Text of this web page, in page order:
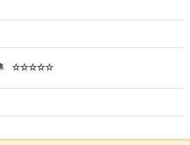
準 ☆☆☆☆☆